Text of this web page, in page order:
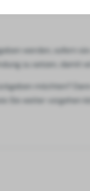
werden, sofern
zu setzen, damit
möchten?
Sie weiter vorgehen